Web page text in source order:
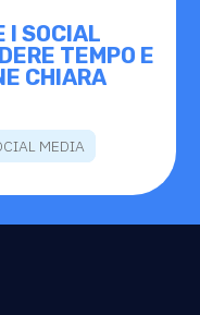
I SOCIAL
TEMPO E
CHIARA
MEDIA